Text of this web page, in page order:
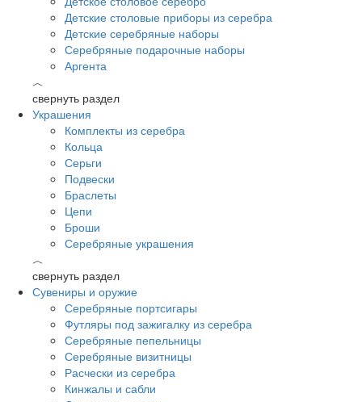
Детские столовые приборы из серебра
Детские серебряные наборы
Серебряные подарочные наборы
Аргента
︿
свернуть раздел
Украшения
Комплекты из серебра
Кольца
Серьги
Подвески
Браслеты
Цепи
Броши
Серебряные украшения
︿
свернуть раздел
Сувениры и оружие
Серебряные портсигары
Футляры под зажигалку из серебра
Серебряные пепельницы
Серебряные визитницы
Расчески из серебра
Кинжалы и сабли